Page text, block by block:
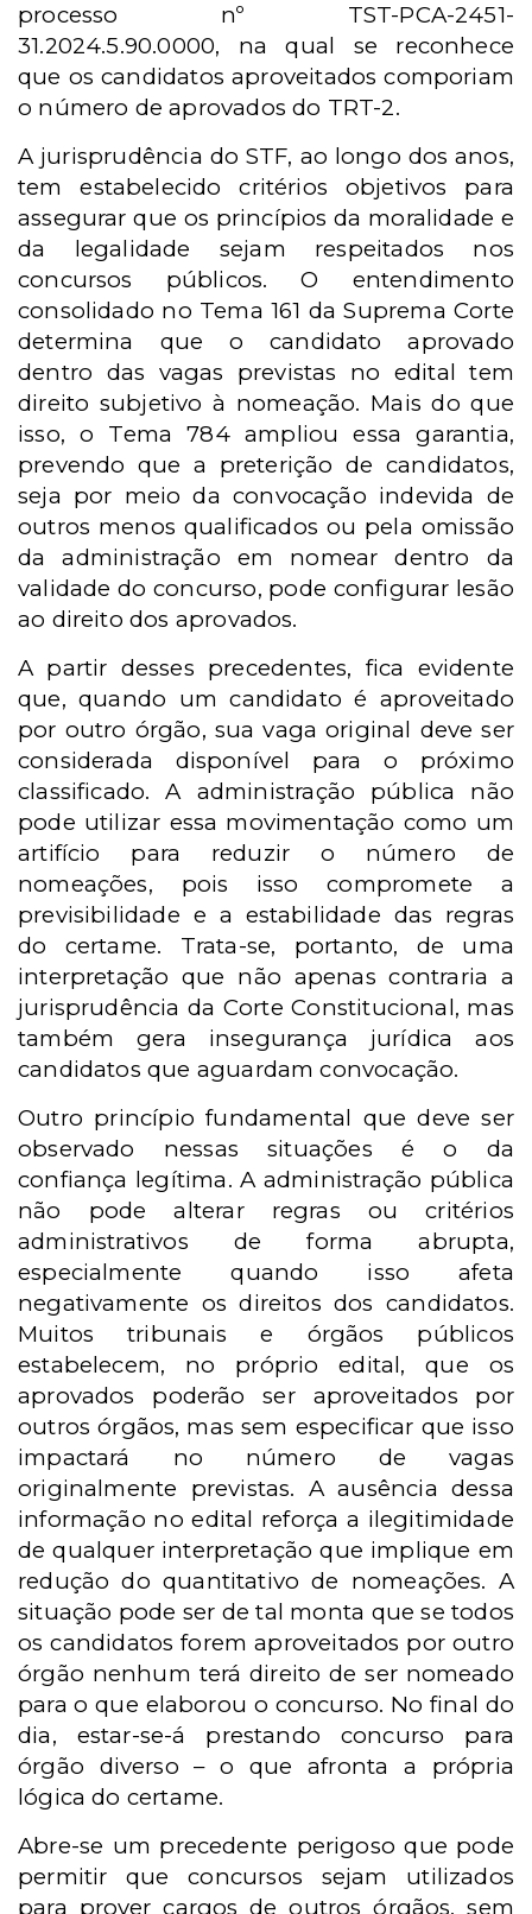
processo nº TST-PCA-2451-
31.2024.5.90.0000, na qual se reconhece
que os candidatos aproveitados comporiam
o número de aprovados do TRT-2.
A jurisprudência do STF, ao longo dos anos,
tem estabelecido critérios objetivos para
assegurar que os princípios da moralidade e
da legalidade sejam respeitados nos
concursos públicos. O entendimento
consolidado no Tema 161 da Suprema Corte
determina que o candidato aprovado
dentro das vagas previstas no edital tem
direito subjetivo à nomeação. Mais do que
isso, o Tema 784 ampliou essa garantia,
prevendo que a preterição de candidatos,
seja por meio da convocação indevida de
outros menos qualificados ou pela omissão
da administração em nomear dentro da
validade do concurso, pode configurar lesão
ao direito dos aprovados.
A partir desses precedentes, fica evidente
que, quando um candidato é aproveitado
por outro órgão, sua vaga original deve ser
considerada disponível para o próximo
classificado. A administração pública não
pode utilizar essa movimentação como um
artifício para reduzir o número de
nomeações, pois isso compromete a
previsibilidade e a estabilidade das regras
do certame. Trata-se, portanto, de uma
interpretação que não apenas contraria a
jurisprudência da Corte Constitucional, mas
também gera insegurança jurídica aos
candidatos que aguardam convocação.
Outro princípio fundamental que deve ser
observado nessas situações é o da
confiança legítima. A administração pública
não pode alterar regras ou critérios
administrativos de forma abrupta,
especialmente quando isso afeta
negativamente os direitos dos candidatos.
Muitos tribunais e órgãos públicos
estabelecem, no próprio edital, que os
aprovados poderão ser aproveitados por
outros órgãos, mas sem especificar que isso
impactará no número de vagas
originalmente previstas. A ausência dessa
informação no edital reforça a ilegitimidade
de qualquer interpretação que implique em
redução do quantitativo de nomeações. A
situação pode ser de tal monta que se todos
os candidatos forem aproveitados por outro
órgão nenhum terá direito de ser nomeado
para o que elaborou o concurso. No final do
dia, estar-se-á prestando concurso para
órgão diverso – o que afronta a própria
lógica do certame.
Abre-se um precedente perigoso que pode
permitir que concursos sejam utilizados
para prover cargos de outros órgãos, sem